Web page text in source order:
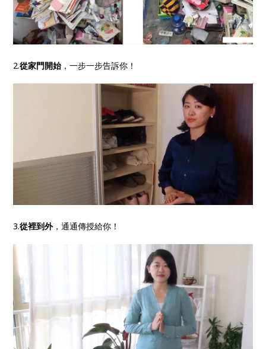
2.從家門開始，一步一步告訴你！
3.從裡到外，通通傳授給你！